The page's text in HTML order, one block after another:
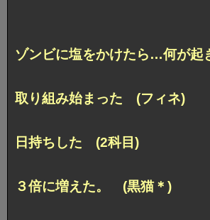
ゾンビに塩をかけたら…何が起
取り組み始まった (フィネ)
日持ちした (2科目)
３倍に増えた。 (黒猫＊)